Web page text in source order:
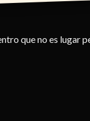
que no es lugar